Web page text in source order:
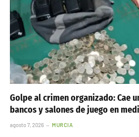
Golpe al crimen organizado: Cae
bancos y salones de juego en
agosto 7, 2026 MURCIA